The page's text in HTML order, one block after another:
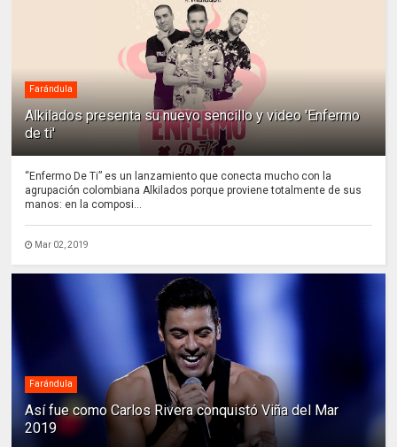
Farándula
Alkilados presenta su nuevo sencillo y video 'Enfermo
de ti'
“Enfermo De Ti” es un lanzamiento que conecta mucho con la
agrupación colombiana Alkilados porque proviene totalmente de sus
manos: en la composi...
Mar 02, 2019
Farándula
Así fue como Carlos Rivera conquistó Viña del Mar
2019